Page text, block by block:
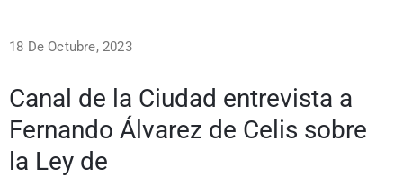
18 De Octubre, 2023
Canal de la Ciudad entrevista a
Fernando Álvarez de Celis sobre
la Ley de